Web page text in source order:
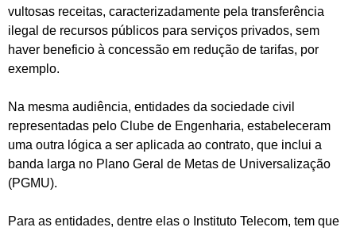
vultosas receitas, caracterizadamente pela transferência
ilegal de recursos públicos para serviços privados, sem
haver beneficio à concessão em redução de tarifas, por
exemplo.
Na mesma audiência, entidades da sociedade civil
representadas pelo Clube de Engenharia, estabeleceram
uma outra lógica a ser aplicada ao contrato, que inclui a
banda larga no Plano Geral de Metas de Universalização
(PGMU).
Para as entidades, dentre elas o Instituto Telecom, tem que